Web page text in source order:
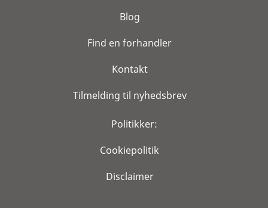
Blog
Find en forhandler
Kontakt
Tilmelding til nyhedsbrev
Politikker:
Cookiepolitik
Disclaimer